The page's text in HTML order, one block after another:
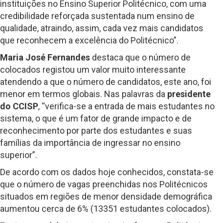
instituições no Ensino Superior Politécnico, com uma
credibilidade reforçada sustentada num ensino de
qualidade, atraindo, assim, cada vez mais candidatos
que reconhecem a excelência do Politécnico”.
Maria José Fernandes destaca que o número de
colocados registou um valor muito interessante
atendendo a que o número de candidatos, este ano, foi
menor em termos globais. Nas palavras da presidente
do CCISP, “verifica-se a entrada de mais estudantes no
sistema, o que é um fator de grande impacto e de
reconhecimento por parte dos estudantes e suas
famílias da importância de ingressar no ensino
superior”.
De acordo com os dados hoje conhecidos, constata-se
que o número de vagas preenchidas nos Politécnicos
situados em regiões de menor densidade demográfica
aumentou cerca de 6% (13351 estudantes colocados).